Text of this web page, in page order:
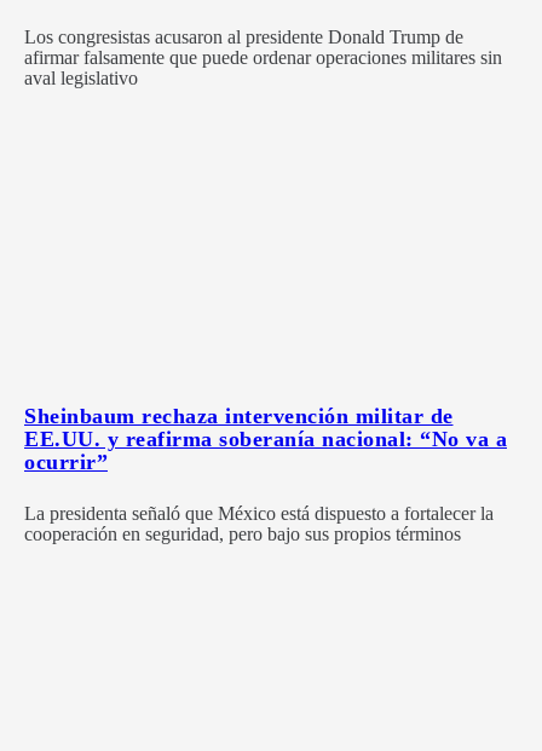
Los congresistas acusaron al presidente Donald Trump de
afirmar falsamente que puede ordenar operaciones militares sin
aval legislativo
Sheinbaum rechaza intervención militar de
EE.UU. y reafirma soberanía nacional: “No va a
ocurrir”
La presidenta señaló que México está dispuesto a fortalecer la
cooperación en seguridad, pero bajo sus propios términos